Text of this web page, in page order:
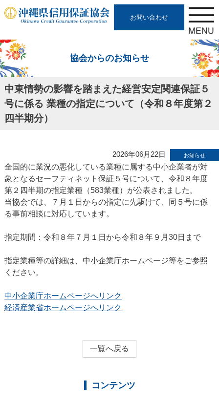
お問い合わせ
協会からのお知らせ
中東情勢の影響を踏まえた経営安定関連保証５
号に係る 業種の指定について（令和８年度第２
四半期分）
2026年06月22日 お知らせ
全国的に業況の悪化している業種に属する中小企業者が対
象となるセーフティネット保証５号について、令和８年度
第２四半期の指定業種（583業種）が公表されました。
当協会では、７月１日からの指定に先駆けて、同５号に係
る事前相談に対応しています。
指定期間：令和８年７月１日から令和８年９月30日まで
指定業種等の詳細は、中小企業庁ホームページ等をご参照
ください。
中小企業庁ホームページへリンク
経済産業省ホームページへリンク
一覧へ戻る
コンテンツ